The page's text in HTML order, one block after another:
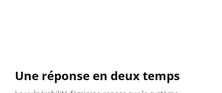
Une réponse en deux temps